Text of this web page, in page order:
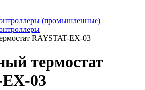
(промышленные)
RAYSTAT-EX-03
термостат
03